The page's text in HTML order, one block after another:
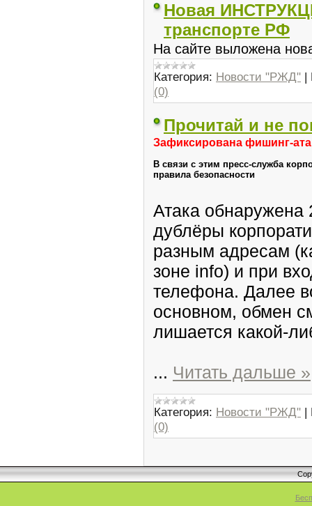
Новая
транспорте РФ
На сайте выложена
Категория: Новости "РЖД" |
(0)
Прочитай и не
Зафиксирована фишинг-
В связи с этим пресс-служба
правила безопасности
Атака
дублёры
разным адресам
зоне info) и при
телефона. Далее
основном, обмен
лишается какой-
... Читать дальше »
Категория: Новости "РЖД" |
(0)